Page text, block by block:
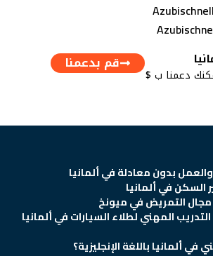
دعمنا ب $
قم بدعمنا
بدون معادلة في ألمانيا
التمريض في ميونخ
المهني لطلاء السيارات في ألمانيا
ألمانيا باللغة الإنجليزية؟